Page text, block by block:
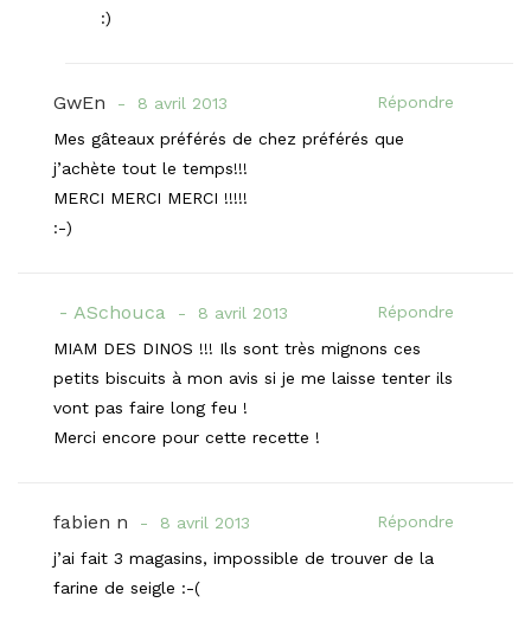
:)
GwEn 8 avril 2013
Répondre
Mes gâteaux préférés de chez préférés que
j’achète tout le temps!!!
MERCI MERCI MERCI !!!!!
:-)
ASchouca 8 avril 2013
Répondre
MIAM DES DINOS !!! Ils sont très mignons ces
petits biscuits à mon avis si je me laisse tenter ils
vont pas faire long feu !
Merci encore pour cette recette !
fabien n 8 avril 2013
Répondre
j’ai fait 3 magasins, impossible de trouver de la
farine de seigle :-(